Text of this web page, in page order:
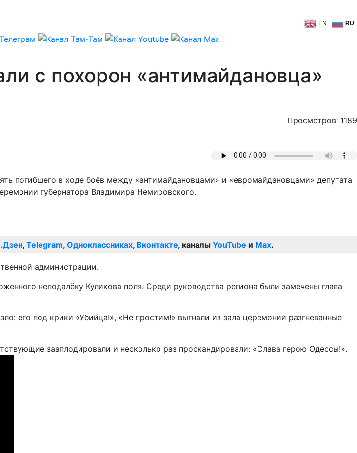
EN RU
с похорон «антимайдановца»
Просмотров: 1189
погибшего в ходе боёв между «антимайдановцами» и «евромайдановцами» депутата
губернатора Владимира Немировского.
, Telegram, Одноклассниках, Вконтакте, каналы YouTube и Max.
администрации.
неподалёку Куликова поля. Среди руководства региона были замечены глава
его под крики «Убийца!», «Не простим!» выгнали из зала церемоний разгневанные
зааплодировали и несколько раз проскандировали: «Слава герою Одессы!».